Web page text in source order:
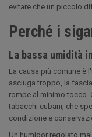
evitare che un piccolo
Perché i
La bassa umidità
La causa più comune è
asciuga troppo, la
rompe al minimo tocco.
tabacchi cubani, che
condizione e
Un humidor regolato